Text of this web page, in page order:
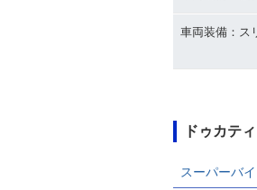
車両装備：ス
ドゥカテ
スーパーバ